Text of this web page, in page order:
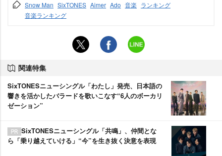
Snow Man SixTONES Aimer Ado 音楽 ランキング
音楽ランキング
関連特集
SixTONESニューシングル「わたし」発売、日本語の
響きを活かしたバラードを歌いこなす“6人のボーカリ
ゼーション”
SixTONESニューシングル「共鳴」、仲間とな
ら「乗り越えていける」“今”を生き抜く決意を表現